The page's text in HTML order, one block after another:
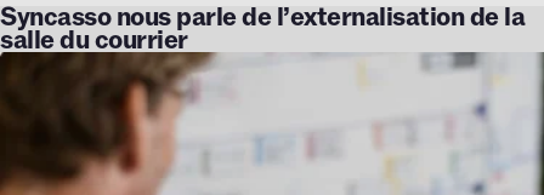
Syncasso nous parle de l’externalisation de la
salle du courrier